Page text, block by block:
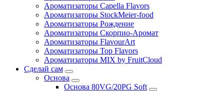
Ароматизаторы Capella Flavors
Ароматизаторы StockMeier-food
Ароматизаторы Рождение
Ароматизаторы Скорпио-Аромат
Ароматизаторы FlavourArt
Ароматизаторы Top Flavors
Ароматизаторы MIX by FruitCloud
Сделай сам
Основа
Основа 80VG/20PG Soft